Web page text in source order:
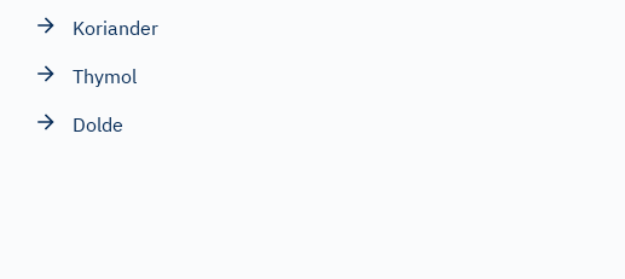
Koriander
Thymol
Dolde